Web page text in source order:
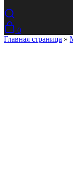
0
Главная страница »